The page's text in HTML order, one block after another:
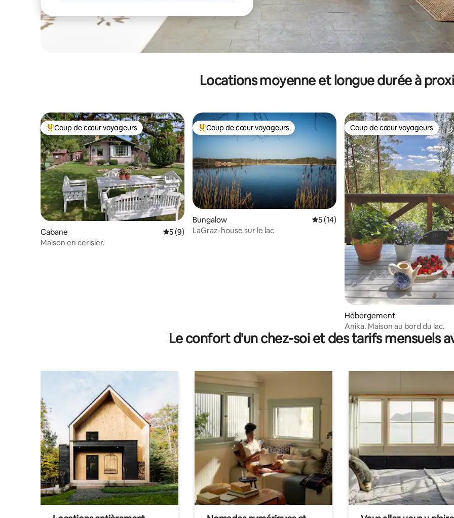
Locations moyenne et longue durée à
Coups de cœur voyageurs les plus appréciés
Coup de cœur voyageurs
Cabane Évaluation moyenne sur la base de 9 commentaires : 5 sur 5
5 (9)
Maison en cerisier.
Coups de cœur voyageurs les plus appréciés
Coup de cœur voyageurs
Bungalow Évaluation moyenne sur la base de 14
5 (14)
LaGraz-house sur le lac
Coup de cœur voyageurs
Coup de cœur voyageurs
Hébergement
Anika. Maison au bord du lac.
Le confort d'un chez-soi et des tarifs mensuels